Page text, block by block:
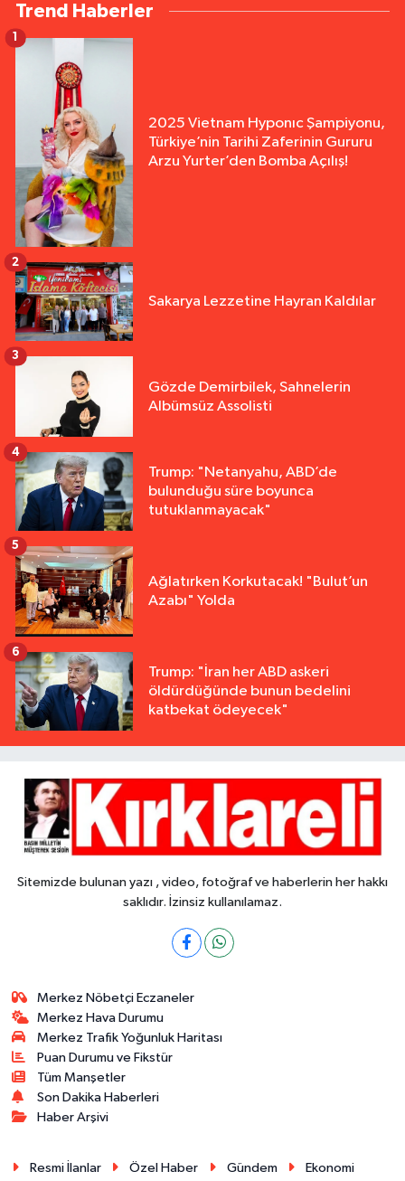
Trend Haberler
2025 Vietnam Hyponıc Şampiyonu,
Türkiye’nin Tarihi Zaferinin Gururu
Arzu Yurter’den Bomba Açılış!
1
Sakarya Lezzetine Hayran Kaldılar
2
Gözde Demirbilek, Sahnelerin
Albümsüz Assolisti
3
Trump: "Netanyahu, ABD’de
bulunduğu süre boyunca
tutuklanmayacak"
4
Ağlatırken Korkutacak! "Bulut’un
Azabı" Yolda
5
Trump: "İran her ABD askeri
öldürdüğünde bunun bedelini
katbekat ödeyecek"
6
Sitemizde bulunan yazı , video, fotoğraf ve haberlerin her hakkı
saklıdır. İzinsiz kullanılamaz.
Merkez Nöbetçi Eczaneler
Merkez Hava Durumu
Merkez Trafik Yoğunluk Haritası
Puan Durumu ve Fikstür
Tüm Manşetler
Son Dakika Haberleri
Haber Arşivi
Resmi İlanlar Özel Haber Gündem Ekonomi